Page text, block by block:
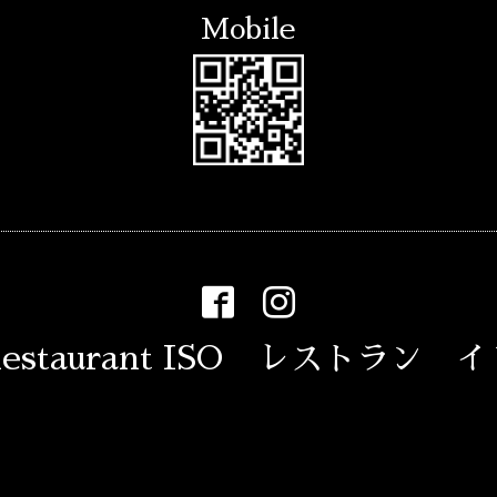
Mobile
ISO レストラン イ